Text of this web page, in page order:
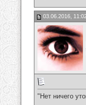
03.06.2016,
"Нет ничего